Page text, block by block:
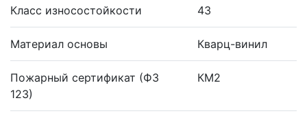
Класс износостойкости 43
Материал основы Кварц-винил
Пожарный сертификат (ФЗ
123)
КМ2